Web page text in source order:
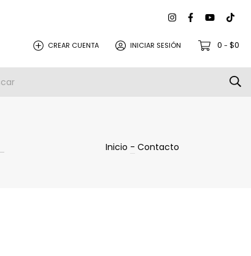
CREAR CUENTA INICIAR SESIÓN 0 - $0
Inicio - Contacto